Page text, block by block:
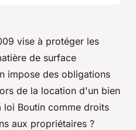
vise à protéger les
de surface
impose des obligations
de la location d'un bien
loi Boutin comme droits
aux propriétaires ?